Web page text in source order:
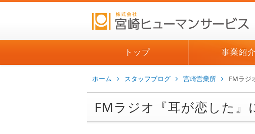
トップ 事業紹介
ホーム スタッフブログ 宮崎営業所 FMラジ
FMラジオ『耳が恋した』